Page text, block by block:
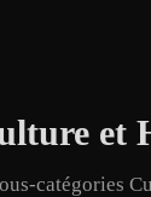
et
catégories